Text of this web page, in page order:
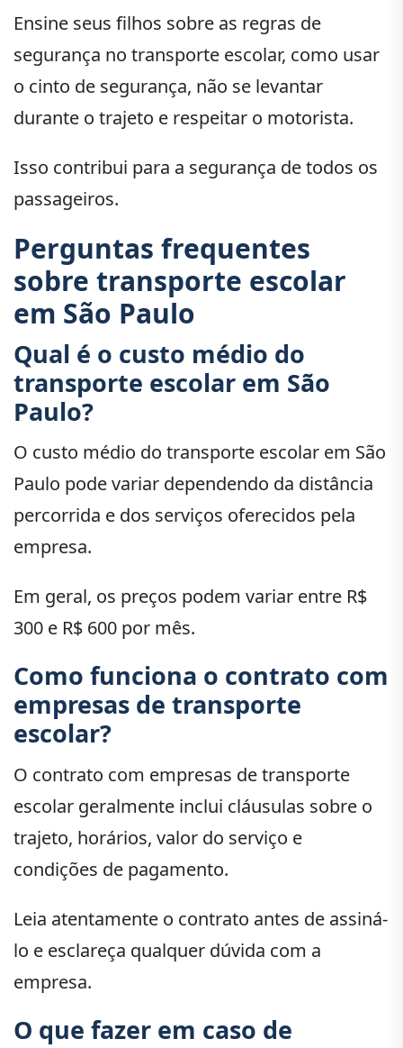
Ensine seus filhos sobre as regras de
segurança no transporte escolar, como usar
o cinto de segurança, não se levantar
durante o trajeto e respeitar o motorista.
Isso contribui para a segurança de todos os
passageiros.
Perguntas frequentes
sobre transporte escolar
em São Paulo
Qual é o custo médio do
transporte escolar em São
Paulo?
O custo médio do transporte escolar em São
Paulo pode variar dependendo da distância
percorrida e dos serviços oferecidos pela
empresa.
Em geral, os preços podem variar entre R$
300 e R$ 600 por mês.
Como funciona o contrato com
empresas de transporte
escolar?
O contrato com empresas de transporte
escolar geralmente inclui cláusulas sobre o
trajeto, horários, valor do serviço e
condições de pagamento.
Leia atentamente o contrato antes de assiná-
lo e esclareça qualquer dúvida com a
empresa.
O que fazer em caso de